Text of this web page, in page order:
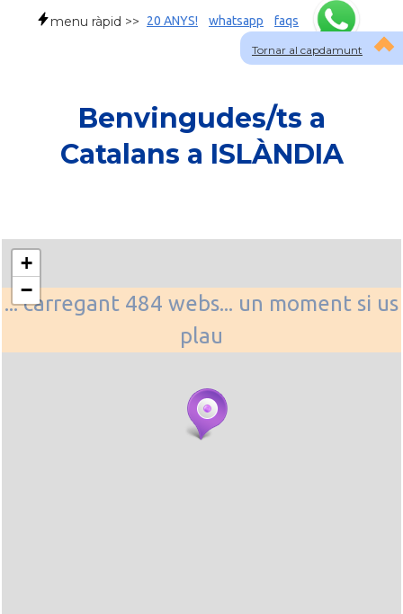
Tornar al capdamunt
menu ràpid >> 20 ANYS! whatsapp faqs
Benvingudes/ts a
Catalans a ISLÀNDIA
... carregant 484 webs... un moment si us
plau
+
−